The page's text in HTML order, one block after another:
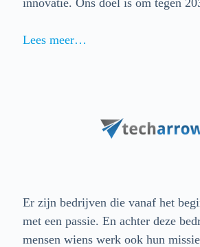
Lees meer…
Er zijn bedrijven die vanaf het
met een passie. En achter deze
mensen wiens werk ook hun